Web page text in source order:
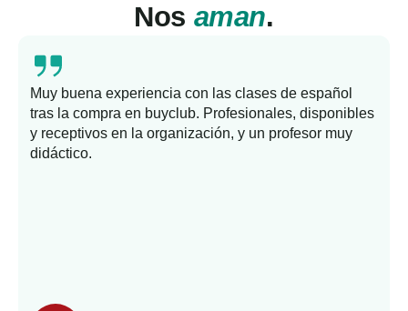
Nos aman.
Muy buena experiencia con las clases de español
tras la compra en buyclub. Profesionales, disponibles
y receptivos en la organización, y un profesor muy
didáctico.